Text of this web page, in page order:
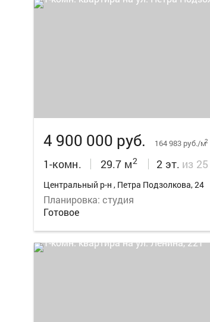
4 900 000 руб. 164 983 руб./м2
1-комн. 29.7 м2 2 эт. из 25
Центральный р-н , Петра Подзолкова, 24
Планировка: студия
Готовое